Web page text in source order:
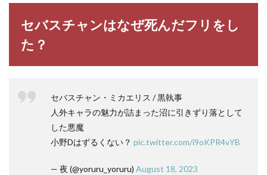
セバスチャンはなぜ死んだフリをし
た？
セバスチャン・ミカエリス / 黒執事
人外キャラの魅力が詰まった沼に引きずり落として
した悪魔
小野Dはずるくない？ pic.twitter.com/i9oKPR4vYB
— 夜 (@yoruru_yoruru) August 18, 2023